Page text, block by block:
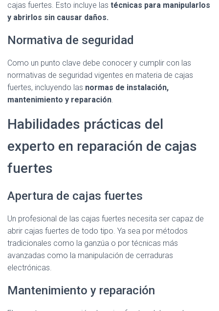
cajas fuertes. Esto incluye las técnicas para manipularlos
y abrirlos sin causar daños.
Normativa de seguridad
Como un punto clave debe conocer y cumplir con las
normativas de seguridad vigentes en materia de cajas
fuertes, incluyendo las normas de instalación,
mantenimiento y reparación.
Habilidades prácticas del
experto en reparación de cajas
fuertes
Apertura de cajas fuertes
Un profesional de las cajas fuertes necesita ser capaz de
abrir cajas fuertes de todo tipo. Ya sea por métodos
tradicionales como la ganzúa o por técnicas más
avanzadas como la manipulación de cerraduras
electrónicas.
Mantenimiento y reparación